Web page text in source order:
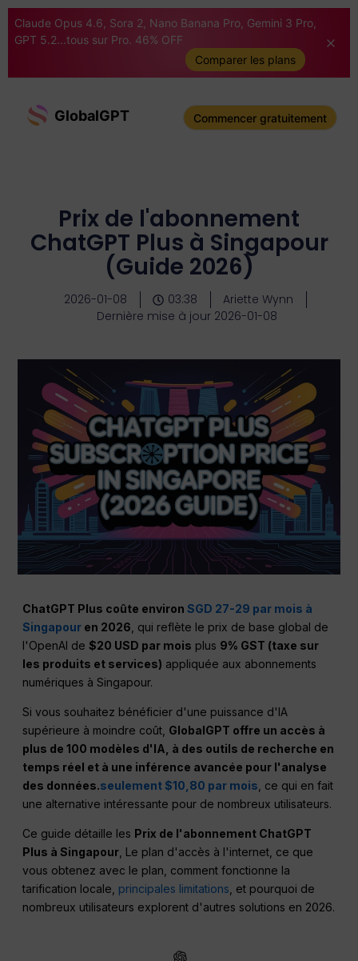
Claude Opus 4.6, Sora 2, Nano Banana Pro, Gemini 3 Pro,
GPT 5.2...tous sur Pro. 46% OFF
Comparer les plans
GlobalGPT Commencer gratuitement
Prix de l'abonnement
ChatGPT Plus à Singapour
(Guide 2026)
2026-01-08 03:38
Ariette Wynn
Dernière mise à jour 2026-01-08
ChatGPT Plus coûte environSGD 27-29 par mois à
Singapour en 2026 , qui reflète le prix de base global de
l'OpenAI de$20 USD par mois plus 9% GST (taxe sur
les produits et services) appliquée aux abonnements
numériques à Singapour.
Si vous souhaitez bénéficier d'une puissance d'IA
supérieure à moindre coût, GlobalGPT offre un accès à
plus de 100 modèles d'IA, à des outils de recherche en
temps réel et à une inférence avancée pour l'analyse
des données.seulement $10,80 par mois , ce qui en fait
une alternative intéressante pour de nombreux utilisateurs.
Ce guide détaille les Prix de l'abonnement ChatGPT
Plus à Singapour, Le plan d'accès à l'internet, ce que
vous obtenez avec le plan, comment fonctionne la
tarification locale, principales limitations, et pourquoi de
nombreux utilisateurs explorent d'autres solutions en 2026.